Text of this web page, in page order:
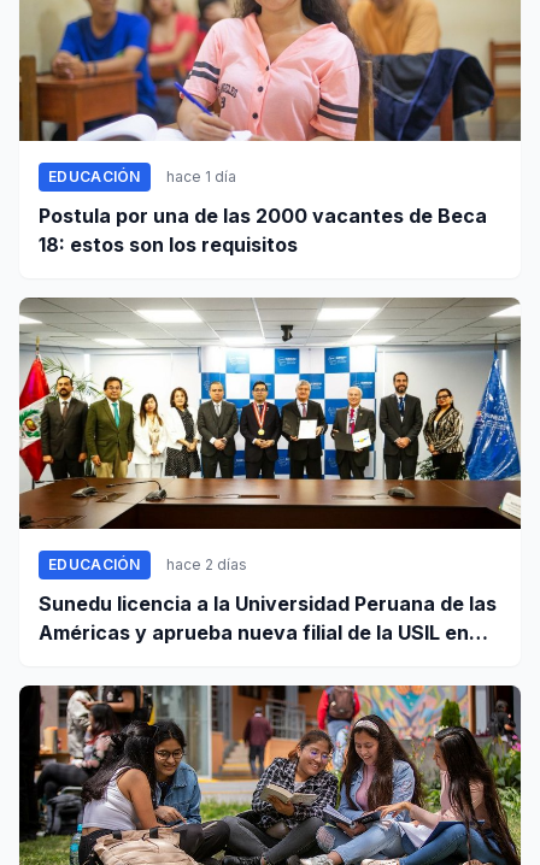
EDUCACIÓN hace 1 día
Postula por una de las 2000 vacantes de Beca
18: estos son los requisitos
EDUCACIÓN hace 2 días
Sunedu licencia a la Universidad Peruana de las
Américas y aprueba nueva filial de la USIL en